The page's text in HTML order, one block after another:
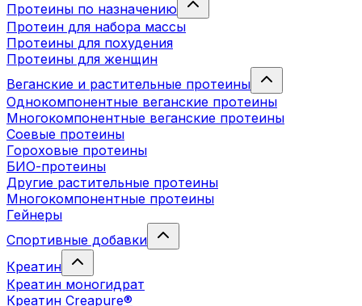
Протеины по назначению
Протеин для набора массы
Протеины для похудения
Протеины для женщин
Веганские и растительные протеины
Однокомпонентные веганские протеины
Многокомпонентные веганские протеины
Соевые протеины
Гороховые протеины
БИО-протеины
Другие растительные протеины
Многокомпонентные протеины
Гейнеры
Спортивные добавки
Креатин
Креатин моногидрат
Креатин Creapure®